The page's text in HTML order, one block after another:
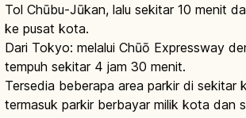
Tol Chūbu-Jūkan, lalu sekitar 10 menit
ke pusat kota.
Dari Tokyo: melalui Chūō Expressway
tempuh sekitar 4 jam 30 menit.
Tersedia beberapa area parkir di sekitar
termasuk parkir berbayar milik kota dan